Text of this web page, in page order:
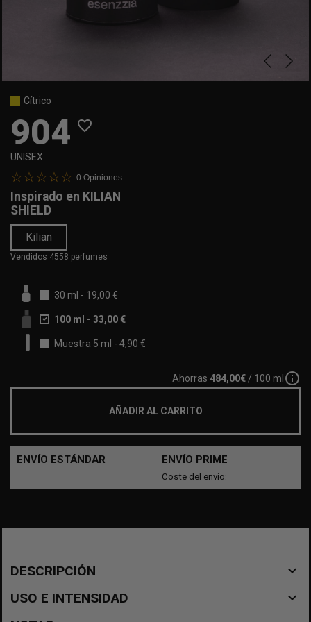
Cítrico
904 favorite_border
UNISEX
0 Opiniones
Inspirado en KILIAN
SHIELD
Kilian
Vendidos 4558 perfumes
30 ml - 19,00 €
100 ml - 33,00 €
Muestra 5 ml - 4,90 €
Ahorras 484,00€ / 100 mlinfo_outline
AÑADIR AL CARRITO
ENVÍO ESTÁNDAR ENVÍO PRIME
Coste del envío:
DESCRIPCIÓN navigate_before
USO E INTENSIDAD navigate_before